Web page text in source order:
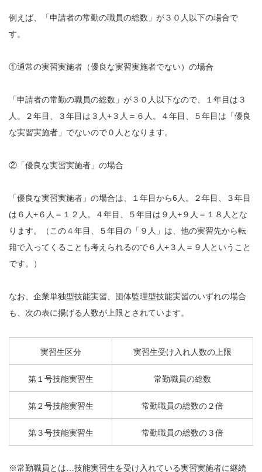
例えば、「申請者の常勤の職員の総数」が３０人以下の場合で
す。
①通常の実習実施者（優良な実習実施者でない）の場合
「申請者の常勤の職員の総数」が３０人以下なので、１年目は３
人。２年目、３年目は３人+３人＝６人。４年目、５年目は「優良
な実習実施者」でないので０人となります。
②「優良な実習実施者」の場合
「優良な実習実施者」の場合は、１年目から6人。２年目、３年目
は６人+６人＝１２人。４年目、５年目は９人+９人＝１８人とな
ります。（この４年目、５年目の「９人」は、他の実習先から転
籍で入ってくることも考えられるので６人+３人＝９人ということ
です。）
なお、企業単独型技能実習、団体監理型技能実習のいずれの場合
も、次の表に揚げる人数が上限とされています。
実習生区分 実習生受け入れ人数の上限
第１号技能実習生 常勤職員の総数
第２号技能実習生 常勤職員の総数の２倍
第３号技能実習生 常勤職員の総数の３倍
※常勤職員とは…技能実習生を受け入れている実習実施者に継続